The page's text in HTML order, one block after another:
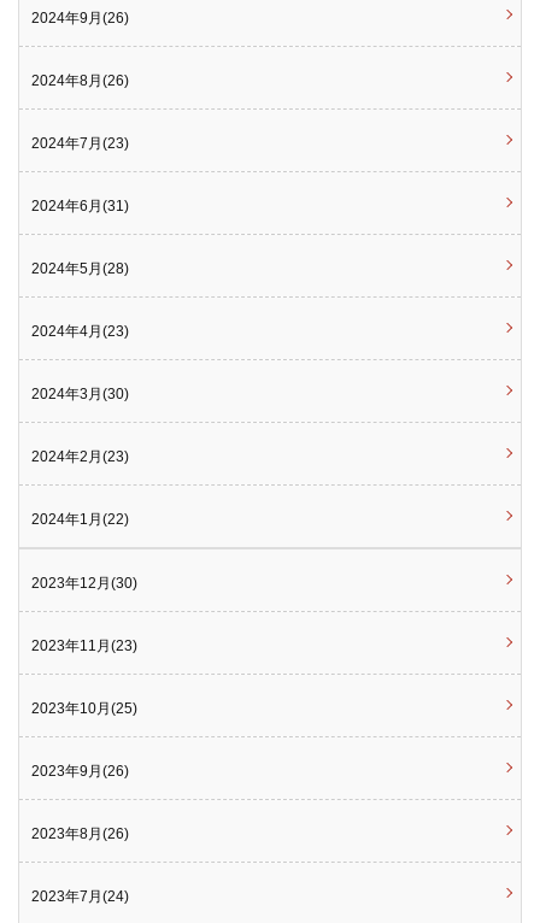
2024年9月(26)
2024年8月(26)
2024年7月(23)
2024年6月(31)
2024年5月(28)
2024年4月(23)
2024年3月(30)
2024年2月(23)
2024年1月(22)
2023年12月(30)
2023年11月(23)
2023年10月(25)
2023年9月(26)
2023年8月(26)
2023年7月(24)